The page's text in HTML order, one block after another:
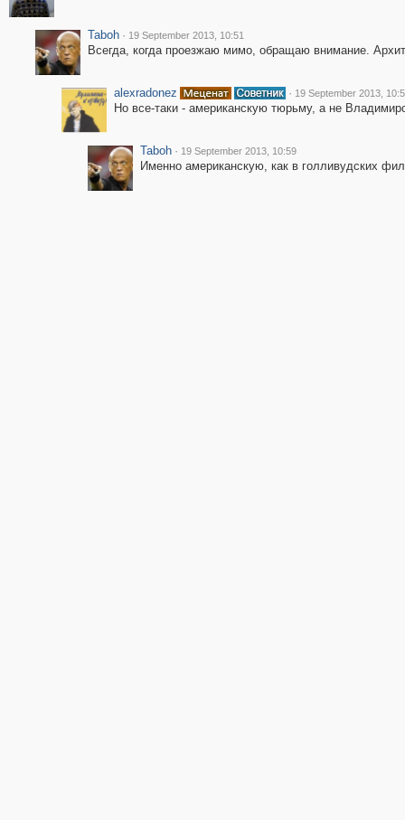
Taboh · 19 September 2013, 10:51
Всегда, когда проезжаю мимо, обращаю внимание.
alexradonez · 19 September 2013,
Но все-таки - американскую тюрьму, а не
Taboh · 19 September 2013, 10:59
Именно американскую, как в голливудских